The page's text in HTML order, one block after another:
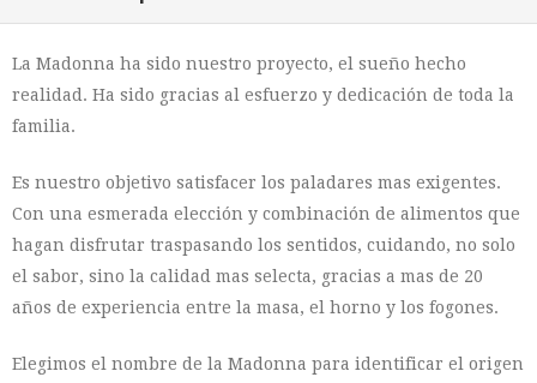
La Madonna ha sido nuestro proyecto, el sueño hecho
realidad. Ha sido gracias al esfuerzo y dedicación de toda la
familia.
Es nuestro objetivo satisfacer los paladares mas exigentes.
Con una esmerada elección y combinación de alimentos que
hagan disfrutar traspasando los sentidos, cuidando, no solo
el sabor, sino la calidad mas selecta, gracias a mas de 20
años de experiencia entre la masa, el horno y los fogones.
Elegimos el nombre de la Madonna para identificar el origen